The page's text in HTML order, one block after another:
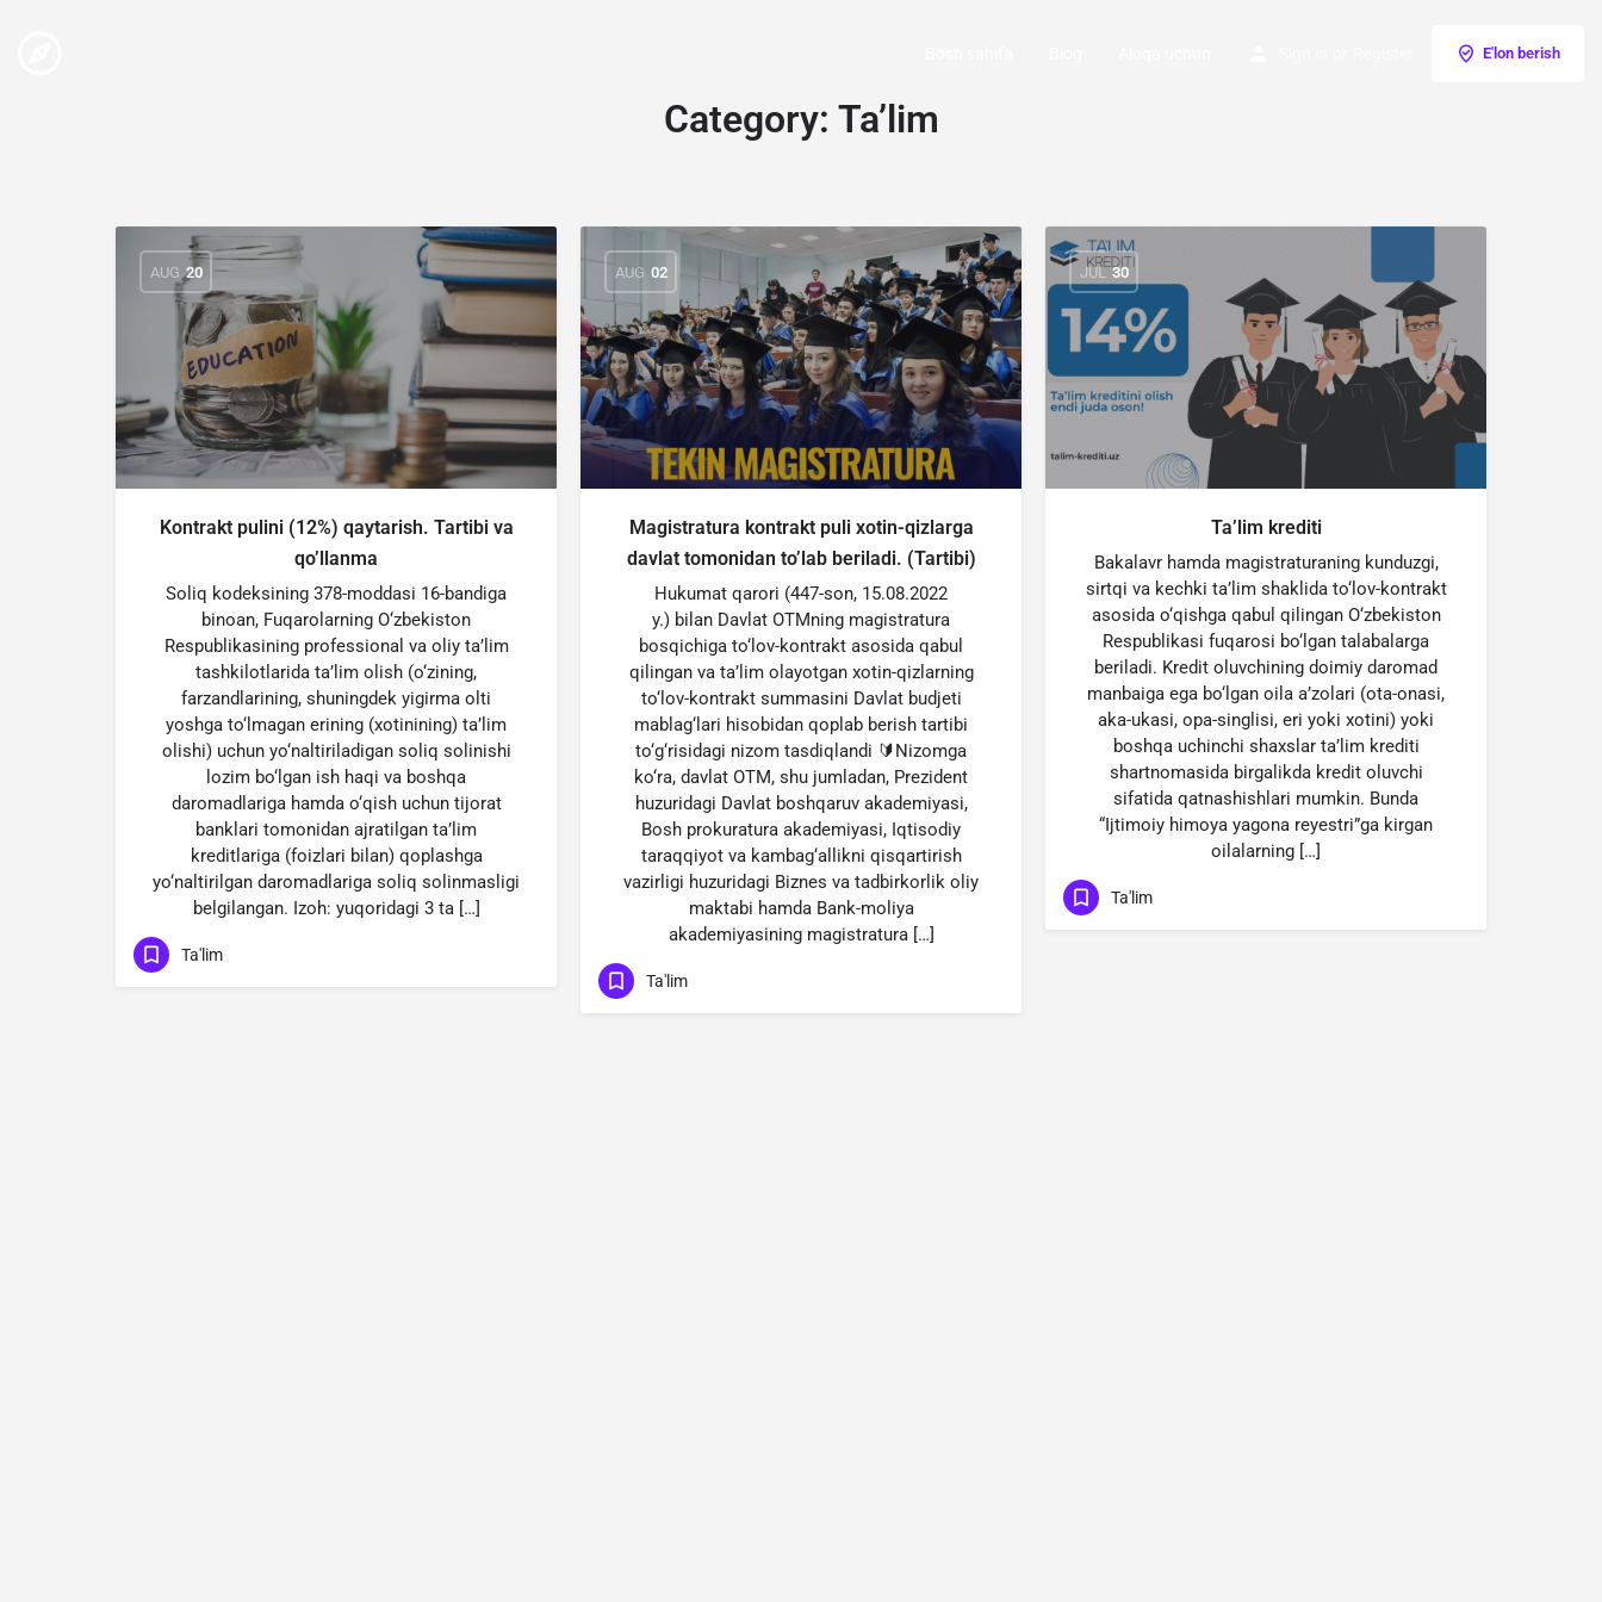
E'lon berish
Category: Ta’lim
AUG 20
Kontrakt pulini (12%) qaytarish. Tartibi va
qo’llanma
Soliq kodeksining 378-moddasi 16-bandiga
binoan, Fuqarolarning O‘zbekiston
Respublikasining professional va oliy ta’lim
tashkilotlarida ta’lim olish (o‘zining,
farzandlarining, shuningdek yigirma olti
yoshga to‘lmagan erining (xotinining) ta’lim
olishi) uchun yo‘naltiriladigan soliq solinishi
lozim bo‘lgan ish haqi va boshqa
daromadlariga hamda o‘qish uchun tijorat
banklari tomonidan ajratilgan ta’lim
kreditlariga (foizlari bilan) qoplashga
yo‘naltirilgan daromadlariga soliq solinmasligi
belgilangan. Izoh: yuqoridagi 3 ta […]
Ta'lim
AUG 02
Magistratura kontrakt puli xotin-qizlarga
davlat tomonidan to’lab beriladi. (Tartibi)
Hukumat qarori (447-son, 15.08.2022
y.) bilan Davlat OTMning magistratura
bosqichiga to‘lov-kontrakt asosida qabul
qilingan va ta’lim olayotgan xotin-qizlarning
to‘lov-kontrakt summasini Davlat budjeti
mablag‘lari hisobidan qoplab berish tartibi
to‘g‘risidagi nizom tasdiqlandi 🔰Nizomga
ko‘ra, davlat OTM, shu jumladan, Prezident
huzuridagi Davlat boshqaruv akademiyasi,
Bosh prokuratura akademiyasi, Iqtisodiy
taraqqiyot va kambag‘allikni qisqartirish
vazirligi huzuridagi Biznes va tadbirkorlik oliy
maktabi hamda Bank-moliya
akademiyasining magistratura […]
Ta'lim
JUL 30
Ta’lim krediti
Bakalavr hamda magistraturaning kunduzgi,
sirtqi va kechki ta’lim shaklida to‘lov-kontrakt
asosida o‘qishga qabul qilingan O‘zbekiston
Respublikasi fuqarosi bo‘lgan talabalarga
beriladi. Kredit oluvchining doimiy daromad
manbaiga ega bo‘lgan oila a’zolari (ota-onasi,
aka-ukasi, opa-singlisi, eri yoki xotini) yoki
boshqa uchinchi shaxslar ta’lim krediti
shartnomasida birgalikda kredit oluvchi
sifatida qatnashishlari mumkin. Bunda
“Ijtimoiy himoya yagona reyestri”ga kirgan
oilalarning […]
Ta'lim